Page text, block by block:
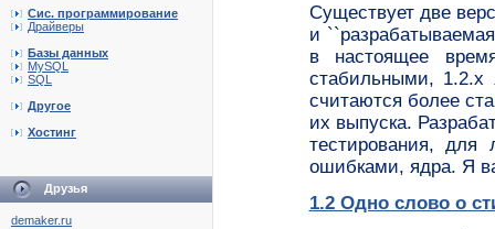
Сис. программирование
Драйверы
Базы данных
MySQL
SQL
Другое
Хостинг
Друзья
demaker.ru
Существует две
и
в настоящее
стабильными,
считаются более
их выпуска.
тестирования,
ошибками, ядра. Я
1.2 Одно слово о